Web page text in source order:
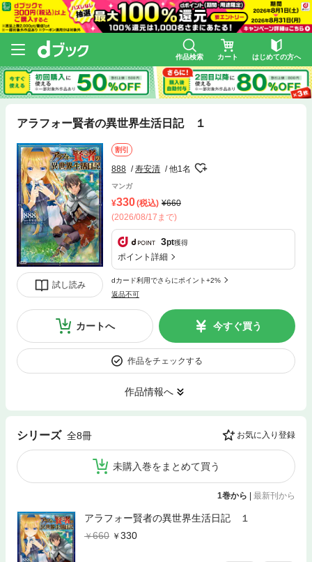
作品検索 カート はじめての方へ
アラフォー賢者の異世界生活日記 １
試し読み
割引
888 寿安清 他1名
マンガ
330(税込)
660
(2026/08/17まで)
3pt獲得
ポイント詳細
dカード利用でさらにポイント+2%
返品不可
カートへ 今すぐ買う
作品をチェックする
作品情報へ
シリーズ 全8冊 お気に入り登録
未購入巻をまとめて買う
1巻から 最新刊から
アラフォー賢者の異世界生活日記 １
660
330